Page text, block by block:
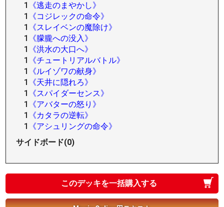
1
《逃走のまやかし》
1
《コジレックの命令》
1
《スレイベンの魔除け》
1
《朦朧への没入》
1
《洪水の大口へ》
1
《チュートリアルバトル》
1
《ルイゾワの献身》
1
《天井に隠れろ》
1
《スパイダーセンス》
1
《アバターの怒り》
1
《カタラの逆転》
1
《アシュリングの命令》
サイドボード(0)
このデッキを一括購入する